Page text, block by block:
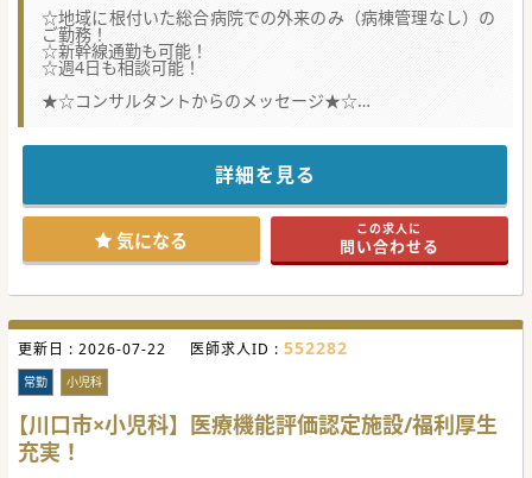
☆地域に根付いた総合病院での外来のみ（病棟管理なし）の
ご勤務！
☆新幹線通勤も可能！
☆週4日も相談可能！
★☆コンサルタントからのメッセージ★☆
県北の医療を支える総合病院。
からも通勤可能です。
週4日の相談も可能ですので、まずは先生のイメージされて
いる働き方をご相談ください。
#秋入職可
詳細を見る
気になる この求人に
問い合わせる
更新日 : 2026-07-22 医師求人ID : 552282
常勤 小児科
【川口市×小児科】医療機能評価認定施設/福利厚生
充実！